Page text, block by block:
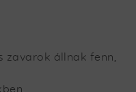
zavarok állnak fenn,